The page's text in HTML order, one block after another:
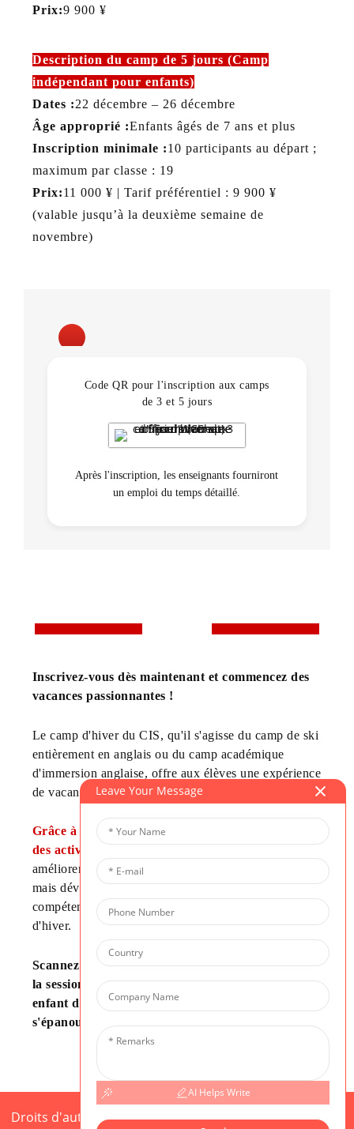
Prix:9 900 ¥
Description du camp de 5 jours (Camp
indépendant pour enfants)
Dates :22 décembre – 26 décembre
Âge approprié :Enfants âgés de 7 ans et plus
Inscription minimale :10 participants au départ ;
maximum par classe : 19
Prix:11 000 ¥ | Tarif préférentiel : 9 900 ¥
(valable jusqu’à la deuxième semaine de
novembre)
Code QR pour l'inscription aux camps
de 3 et 5 jours
Après l'inscription, les enseignants fourniront
un emploi du temps détaillé.
Inscrivez-vous dès maintenant et commencez des
vacances passionnantes !
Le camp d'hiver du CIS, qu'il s'agisse du camp de ski
entièrement en anglais ou du camp académique
d'immersion anglaise, offre aux élèves une expérience
de vacances à la fois enrichissante et stimulante.
Grâce à un enseignement complet en anglais et à
des activités extrascolaires diversifiées
améliorent non seulement leur maîtrise de l'anglais,
mais développent également un ensemble de
compétences diversifiées pendant les vacances
d'hiver.
Scannez dès maintenant le code QR pour choisir
la session qui vous convient et permettez à votre
enfant d'acquérir des connaissances et de
s'épanouir cet hiver !
Droits d'auteur © 2025 CIS Tous droits réservésPlan du
Leave Your Message
AI Helps Write